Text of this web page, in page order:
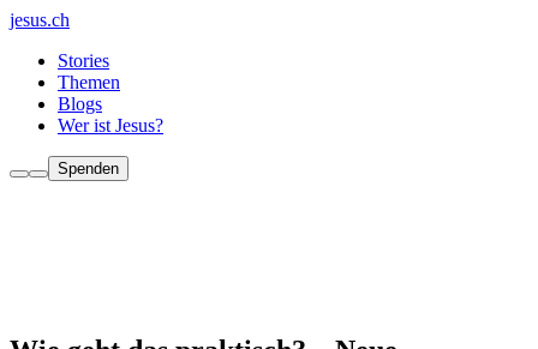
jesus.ch
Stories
Themen
Blogs
Wer ist Jesus?
Spenden